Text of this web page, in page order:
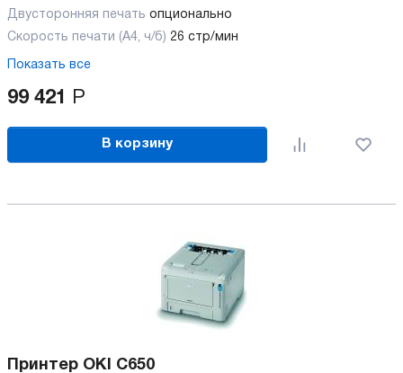
Двусторонняя печать опционально
Скорость печати (А4, ч/б) 26 стр/мин
Показать все
99 421 Р
В корзину
Принтер OKI C650